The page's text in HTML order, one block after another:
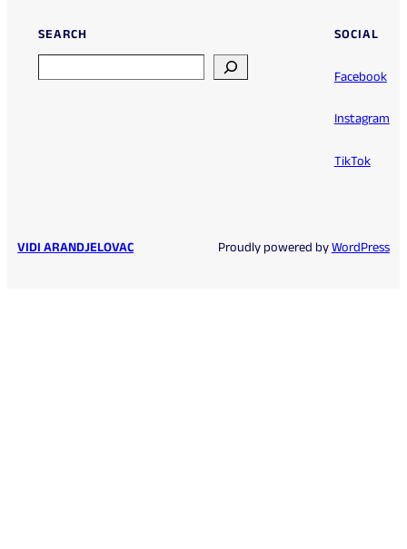
SEARCH
SOCIAL
Facebook
Instagram
TikTok
VIDI ARANDJELOVAC Proudly powered byWordPress